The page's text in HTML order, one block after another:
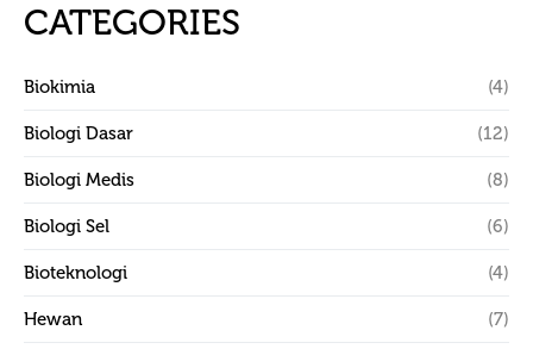
CATEGORIES
Biokimia (4)
Biologi Dasar (12)
Biologi Medis (8)
Biologi Sel (6)
Bioteknologi (4)
Hewan (7)